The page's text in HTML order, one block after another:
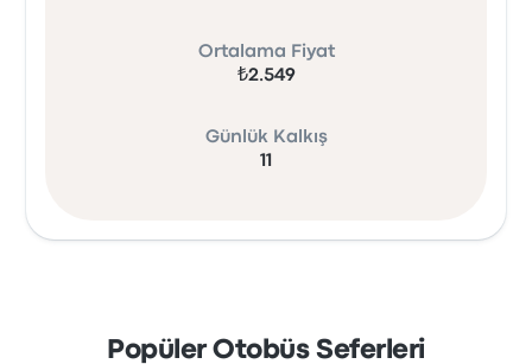
Ortalama Fiyat
₺2.549
Günlük Kalkış
11
Popüler Otobüs Seferleri